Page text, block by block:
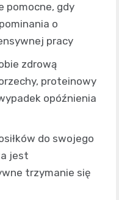
pomocne, gdy
o
pracy
zdrową
proteinowy
opóźnienia
do swojego
jest
trzymanie się